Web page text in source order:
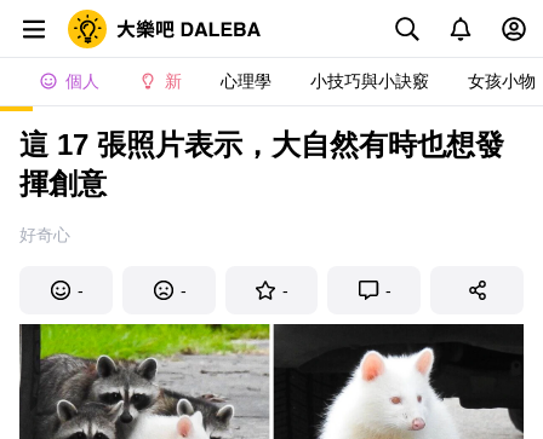
個人 新 心理學 小技巧與小訣竅 女孩小物
這 17 張照片表示，大自然有時也想發
揮創意
好奇心
- - - -